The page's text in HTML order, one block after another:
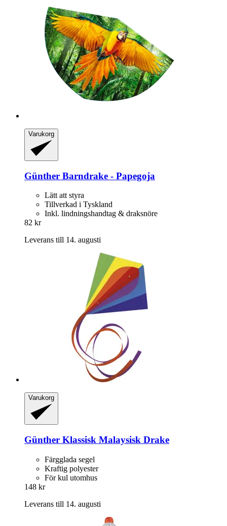
Varukorg
Günther Barndrake -​ Papegoja
Lätt att styra
Tillverkad i Tyskland
Inkl. lindningshandtag & draksnöre
82 kr
Leverans till 14. augusti
Varukorg
Günther Klassisk Malaysisk Drake
Färgglada segel
Kraftig polyester
För kul utomhus
148 kr
Leverans till 14. augusti